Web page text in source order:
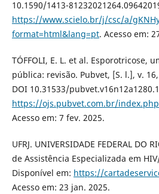
10.1590/1413-
https://www.scielo.br/j/csc/a/
format=html&lang=pt. Acesso em:
TÓFFOLI, E. L. et al. Esporotricose,
pública: revisão. Pubvet, [S. l.], v.
DOI 10.31533/
https://ojs.pubvet.com.br/
Acesso em: 7 fev. 2025.
UFRJ. UNIVERSIDADE FEDERAL DO
de Assistência Especializada em
Disponível em: https://
Acesso em: 23 jan. 2025.